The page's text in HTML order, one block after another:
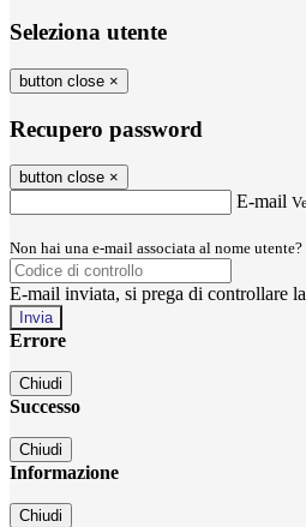
Seleziona utente
button close ×
Recupero password
button close ×
E-mail
Non hai una e-mail associata al nome
E-mail inviata, si prega di controllare
Errore
Chiudi
Successo
Chiudi
Informazione
Chiudi